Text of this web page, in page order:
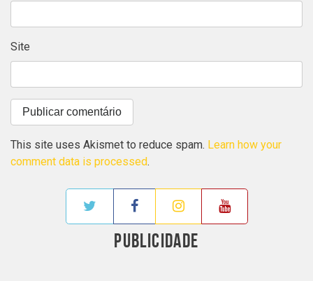
Site
This site uses Akismet to reduce spam. Learn how your
comment data is processed.
PUBLICIDADE